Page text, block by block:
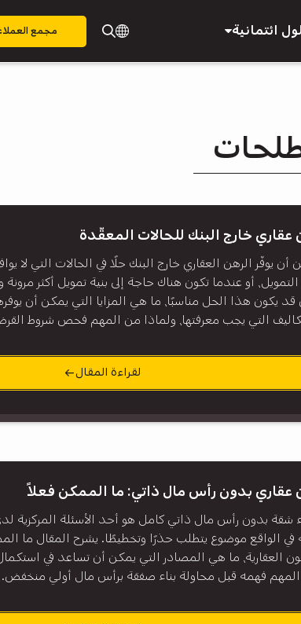
ائتمانية مجمع
عقاري خارج البنك للحالات المعقّدة
أن يوفّر الرهن العقاري خارج البنك حلًا في الحالات التي لا
أو عندما تكون هناك حاجة إلى بنية تمويل أكثر
قد يكون هذا الحل مناسبًا، ما هي المزايا التي يمكن أن
التي يجب معرفتها، ولماذا من المهم فحص شروط
لقراءة المقال
عقاري بدون رأس مال ذاتي: ما الممكن فعلاً
شقة بدون رأس مال ذاتي كامل هو أحد الأسئلة المركزية
في الواقع موضوع يتطلب حذرًا وتخطيطًا. يشرح المقال ما
العقارية، ما هي المصادر التي يمكن أن تساعد في
المهم فهمه قبل محاولة بناء صفقة برأس مال أولي منخفض.